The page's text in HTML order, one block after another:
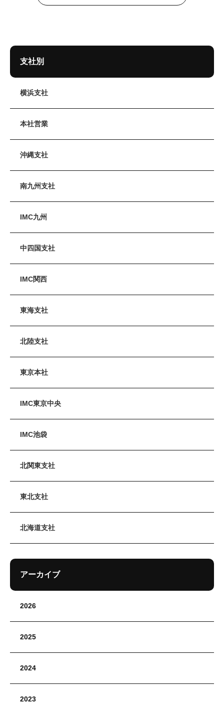
支社別
横浜支社
本社営業
沖縄支社
南九州支社
IMC九州
中四国支社
IMC関西
東海支社
北陸支社
東京本社
IMC東京中央
IMC池袋
北関東支社
東北支社
北海道支社
アーカイブ
2026
2025
2024
2023